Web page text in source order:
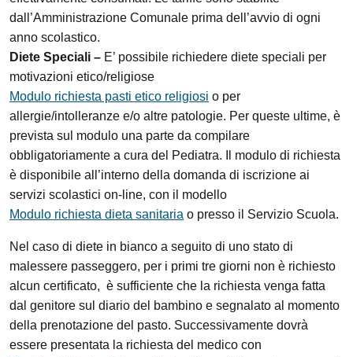
dall’Amministrazione Comunale prima dell’avvio di ogni
anno scolastico.
Diete Speciali – E’ possibile richiedere diete speciali per
motivazioni etico/religiose
Modulo richiesta pasti etico religiosi o per
allergie/intolleranze e/o altre patologie. Per queste ultime, è
prevista sul modulo una parte da compilare
obbligatoriamente a cura del Pediatra. Il modulo di richiesta
è disponibile all’interno della domanda di iscrizione ai
servizi scolastici on-line, con il modello
Modulo richiesta dieta sanitaria o presso il Servizio Scuola.
Nel caso di diete in bianco a seguito di uno stato di
malessere passeggero, per i primi tre giorni non è richiesto
alcun certificato, è sufficiente che la richiesta venga fatta
dal genitore sul diario del bambino e segnalato al momento
della prenotazione del pasto. Successivamente dovrà
essere presentata la richiesta del medico con